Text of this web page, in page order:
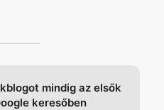
mindig az elsők
keresőben